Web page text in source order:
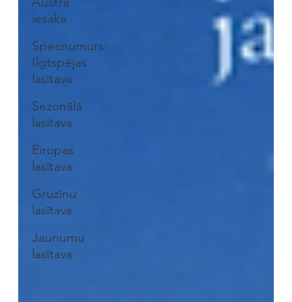
iesaka
Specnumurs:
Ilgtspējas
lasītava
Sezonālā
lasītava
Eiropas
lasītava
Gruzīnu
lasītava
Jaunumu
lasītava